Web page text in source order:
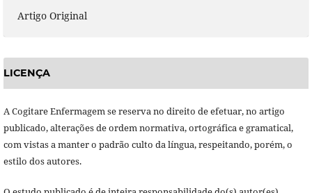
Artigo Original
LICENÇA
A Cogitare Enfermagem se reserva no direito de efetuar, no artigo
publicado, alterações de ordem normativa, ortográfica e gramatical,
com vistas a manter o padrão culto da língua, respeitando, porém, o
estilo dos autores.